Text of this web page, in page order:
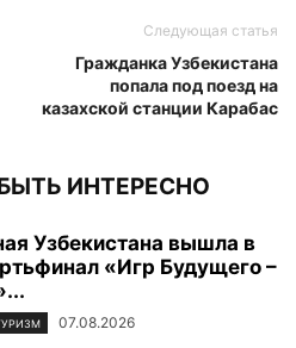
Следующая статья
Гражданка Узбекистана
попала под поезд на
казахской станции Карабас
ИНТЕРЕСНО
Узбекистана вышла в
«Игр Будущего –
07.08.2026